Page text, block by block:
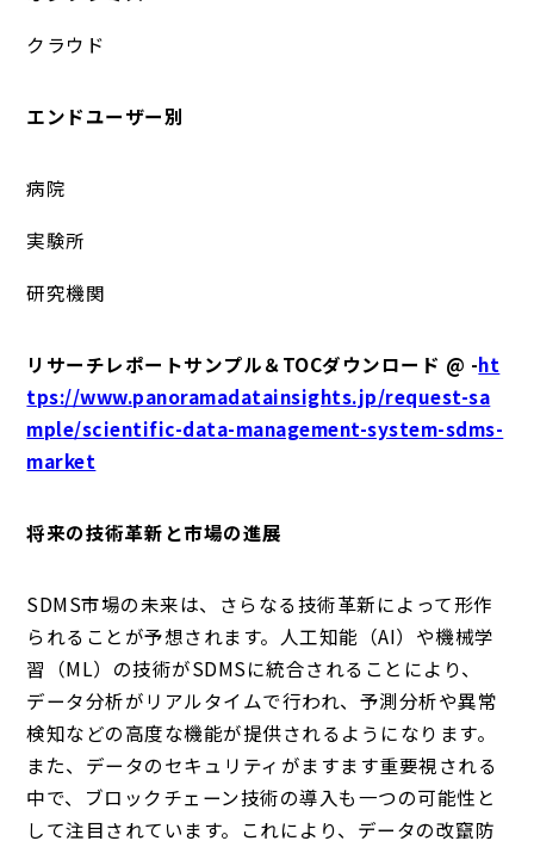
クラウド
エンドユーザー別
病院
実験所
研究機関
リサーチレポートサンプル＆TOCダウンロード @ -ht
tps://www.panoramadatainsights.jp/request-sa
mple/scientific-data-management-system-sdms-
market
将来の技術革新と市場の進展
SDMS市場の未来は、さらなる技術革新によって形作
られることが予想されます。人工知能（AI）や機械学
習（ML）の技術がSDMSに統合されることにより、
データ分析がリアルタイムで行われ、予測分析や異常
検知などの高度な機能が提供されるようになります。
また、データのセキュリティがますます重要視される
中で、ブロックチェーン技術の導入も一つの可能性と
して注目されています。これにより、データの改竄防